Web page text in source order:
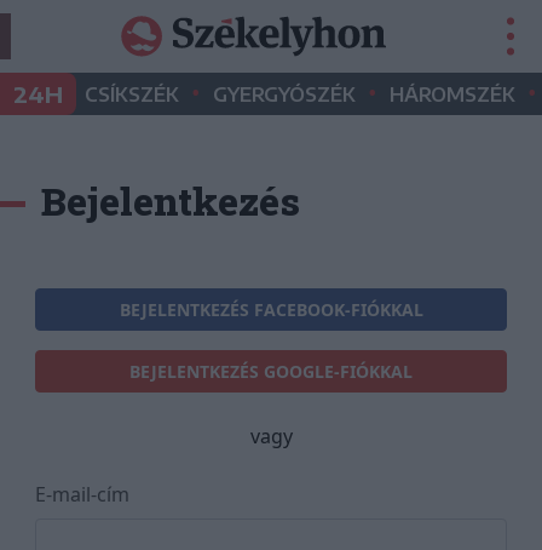
24H CSÍKSZÉK • GYERGYÓSZÉK • HÁROMSZÉK •
Bejelentkezés
BEJELENTKEZÉS FACEBOOK-FIÓKKAL
BEJELENTKEZÉS GOOGLE-FIÓKKAL
vagy
E-mail-cím